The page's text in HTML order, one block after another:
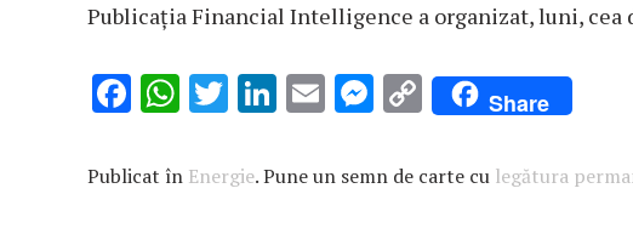
Publicaţia Financial Intelligence a organizat, luni, cea
F
e
W
at
T
it
Li
k
E
ai
M
se
C
o
p
Share
Publicat în Energie. Pune un semn de carte cu legătura